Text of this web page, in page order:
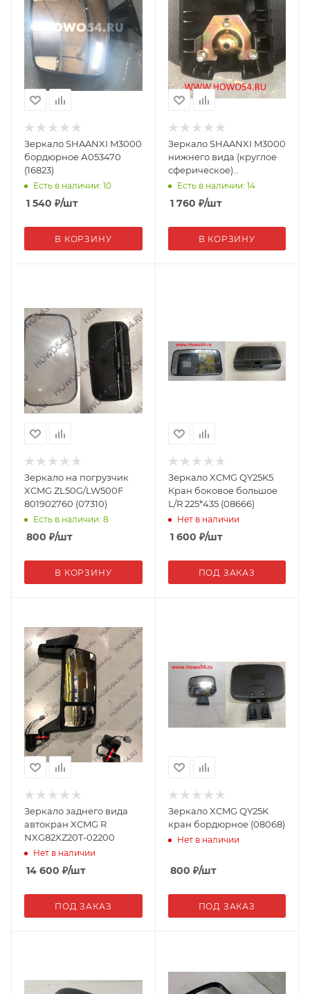
Зеркало SHAANXI M3000
бордюрное А053470
(16823)
Есть в наличии: 10
1 540 ₽/шт
В КОРЗИНУ
Зеркало SHAANXI M3000
нижнего вида (круглое
сферическое)
PW100G/1770045 (13460)
Есть в наличии: 14
1 760 ₽/шт
В КОРЗИНУ
Зеркало на погрузчик
XCMG ZL50G/LW500F
801902760 (07310)
Есть в наличии: 8
800 ₽/шт
В КОРЗИНУ
Зеркало XCMG QY25K5
Кран боковое большое
L/R 225*435 (08666)
Нет в наличии
1 600 ₽/шт
ПОД ЗАКАЗ
Зеркало заднего вида
автокран XCMG R
NXG82XZ20T-02200
Нет в наличии
14 600 ₽/шт
ПОД ЗАКАЗ
Зеркало XCMG QY25K
кран бордюрное (08068)
Нет в наличии
800 ₽/шт
ПОД ЗАКАЗ